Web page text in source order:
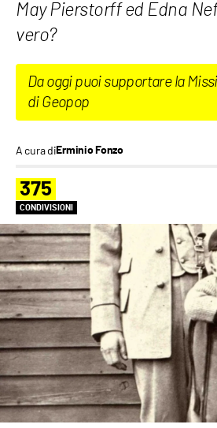
May Pierstorff ed Edna
vero?
Da oggi puoi supportare la
di Geopop
A cura diErminio Fonzo
375
CONDIVISIONI